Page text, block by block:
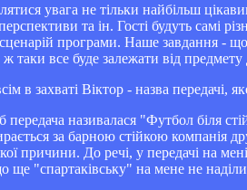
увага не тільки найбільш
та ін. Гості будуть самі
програми. Наше завдання -
ж таки все буде залежати від
в захваті Віктор - назва
називалася "Футбол біля
за барною стійкою компанія
причини. До речі, у передачі на
"спартаківську" на мене не